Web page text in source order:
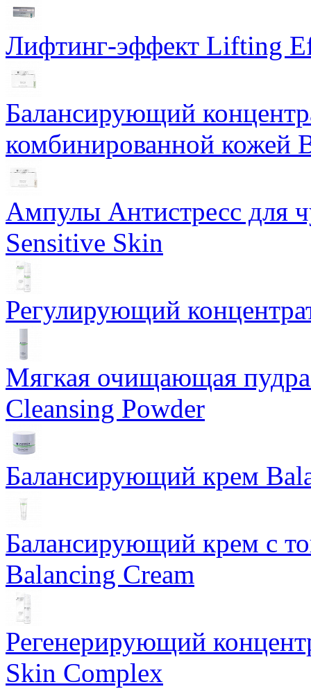
Лифтинг-эффект Lifting
Балансирующий
комбинированной кожей
Ампулы Антистресс для
Sensitive Skin
Регулирующий
Мягкая очищающая
Cleansing Powder
Балансирующий крем
Балансирующий крем с
Balancing Cream
Регенерирующий
Skin Complex